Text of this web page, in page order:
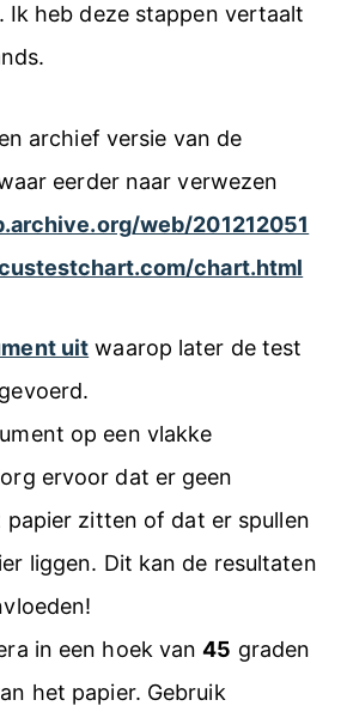
Ik heb deze stappen vertaalt
archief versie van de
eerder naar verwezen
web/201212051
chart.html
uit waarop later de test
op een vlakke
ervoor dat er geen
papier zitten of dat er spullen
liggen. Dit kan de resultaten
in een hoek van45 graden
het papier. Gebruik